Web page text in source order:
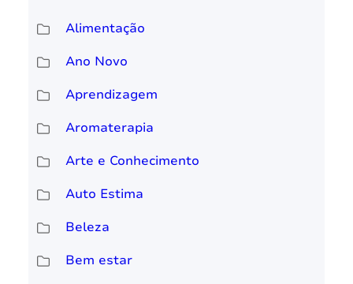
Alimentação
Ano Novo
Aprendizagem
Aromaterapia
Arte e Conhecimento
Auto Estima
Beleza
Bem estar